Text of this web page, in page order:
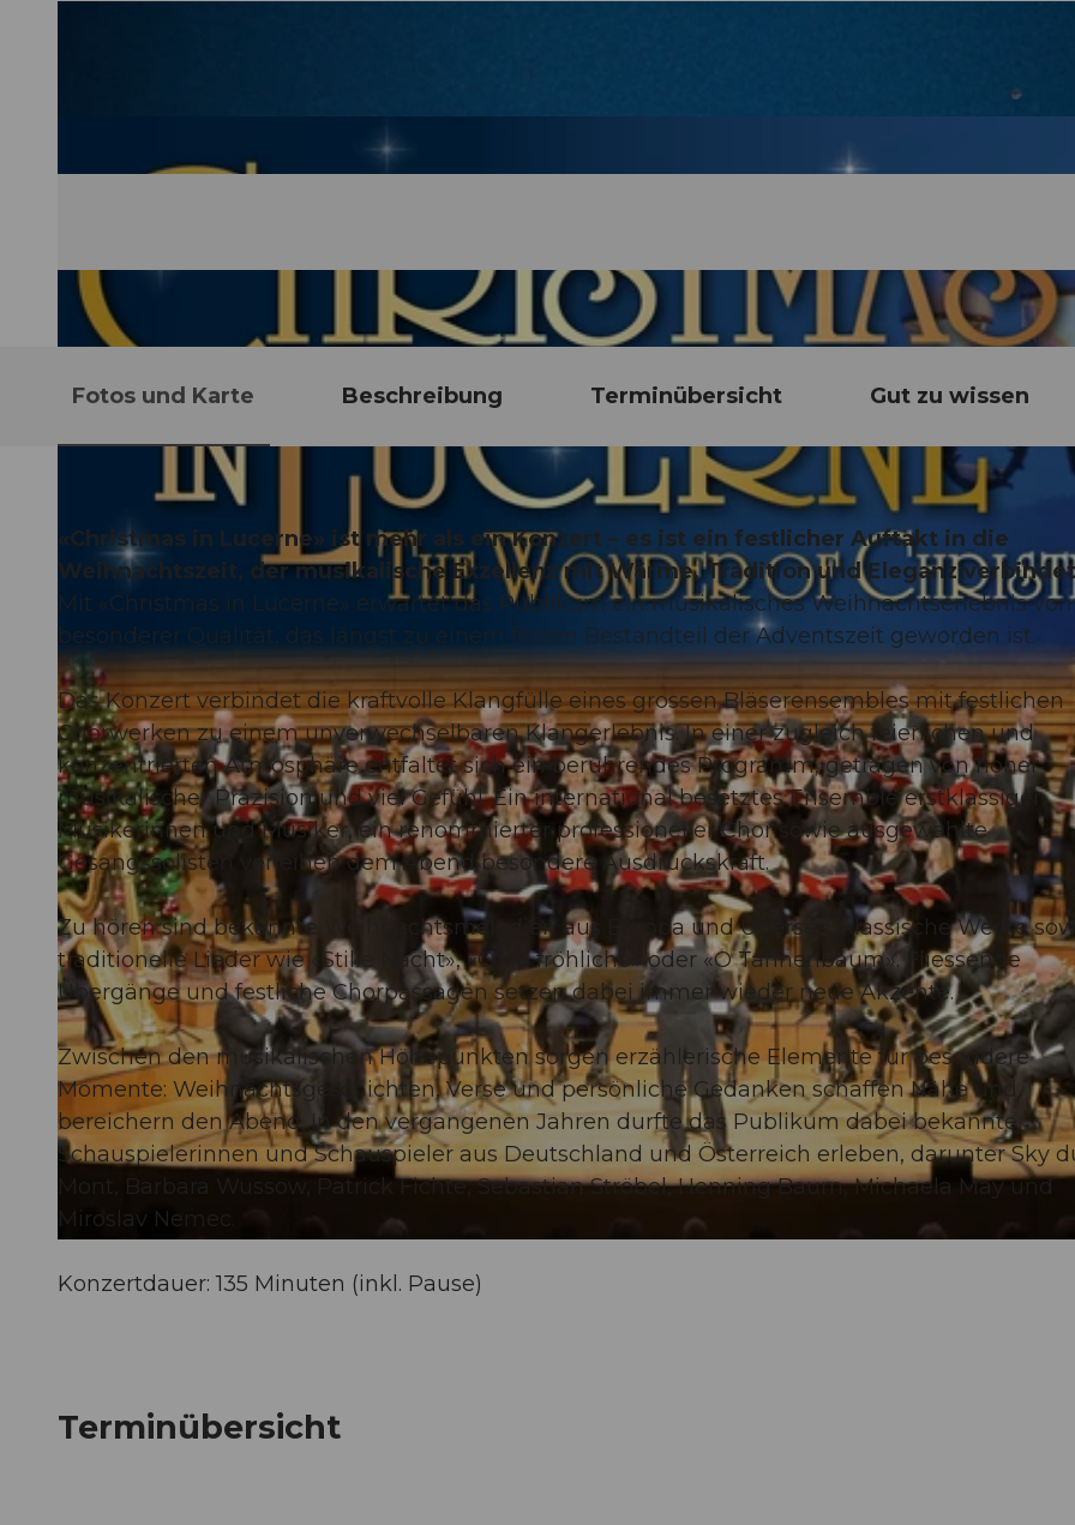
© Guidle.com
Fotos und Karte Beschreibung Terminübersicht Gut zu wissen
«Christmas in Lucerne» ist mehr als ein Konzert – es ist ein festlicher Auftakt in die
Weihnachtszeit, der musikalische Exzellenz mit Wärme, Tradition und Eleganz
Mit «Christmas in Lucerne» erwartet das Publikum ein musikalisches Weihnachtserlebnis von
besonderer Qualität, das längst zu einem festen Bestandteil der Adventszeit geworden ist.
Das Konzert verbindet die kraftvolle Klangfülle eines grossen Bläserensembles mit festlichen
Chorwerken zu einem unverwechselbaren Klangerlebnis. In einer zugleich feierlichen und
konzentrierten Atmosphäre entfaltet sich ein berührendes Programm, getragen von hoher
musikalischer Präzision und viel Gefühl. Ein international besetztes Ensemble erstklassiger
Musikerinnen und Musiker, ein renommierter professioneller Chor sowie ausgewählte
Gesangssolisten verleihen dem Abend besondere Ausdruckskraft.
Zu hören sind bekannte Weihnachtsmelodien aus Europa und Übersee, klassische Werke
traditionelle Lieder wie «Stille Nacht», «O du fröhliche» oder «O Tannenbaum». Fliessende
Übergänge und festliche Chorpassagen setzen dabei immer wieder neue Akzente.
Zwischen den musikalischen Höhepunkten sorgen erzählerische Elemente für besondere
Momente: Weihnachtsgeschichten, Verse und persönliche Gedanken schaffen Nähe und
bereichern den Abend. In den vergangenen Jahren durfte das Publikum dabei bekannte
Schauspielerinnen und Schauspieler aus Deutschland und Österreich erleben, darunter Sky
Mont, Barbara Wussow, Patrick Fichte, Sebastian Ströbel, Henning Baum, Michaela May und
Miroslav Nemec.
Konzertdauer: 135 Minuten (inkl. Pause)
Terminübersicht